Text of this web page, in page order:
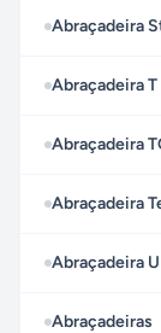
Abraçadeira
Abraçadeira T
Abraçadeira
Abraçadeira
Abraçadeira U
Abraçadeiras